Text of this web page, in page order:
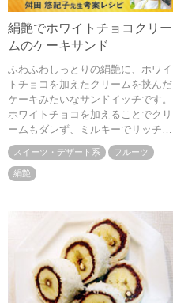
絹艶でホワイトチョコクリー
ムのケーキサンド
ふわふわしっとりの絹艶に、ホワイ
トチョコを加えたクリームを挟んだ
ケーキみたいなサンドイッチです。
ホワイトチョコを加えることでクリ
ームもダレず、ミルキーでリッチな
美味しさに。クリームにはお好みの
ジャムを混ぜて是非冷やしてお召し
上がりください
スイーツ・デザート系 フルーツ
絹艶